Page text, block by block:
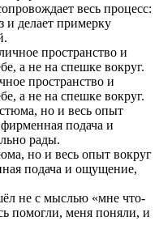
весь процесс:
и делает примерку
пространство и
а не на спешке вокруг.
но и весь опыт вокруг
подача и ощущение,